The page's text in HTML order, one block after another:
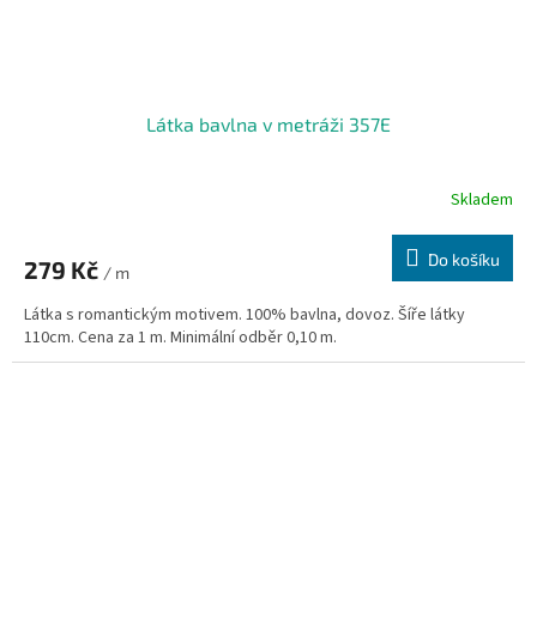
Látka bavlna v metráži 357E
Skladem
279 Kč / m
Do košíku
Látka s romantickým motivem. 100% bavlna, dovoz. Šíře látky
110cm. Cena za 1 m. Minimální odběr 0,10 m.